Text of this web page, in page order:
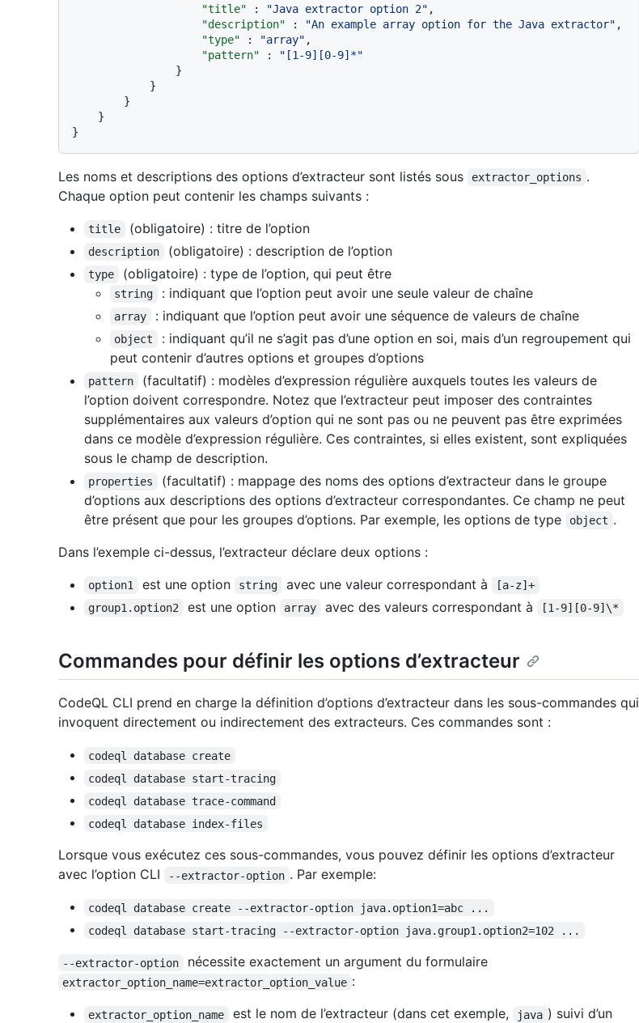
"title"
: "Java extractor option 2" ,
"description"
: "An example array option for the Java extractor" ,
"type"
: "array" ,
"pattern"
:
"[1-9][0-9]*"
}
}
}
}
}
Les noms et descriptions des options d’extracteur sont listés sous extractor_options .
Chaque option peut contenir les champs suivants :
title (obligatoire) : titre de l’option
description (obligatoire) : description de l’option
type (obligatoire) : type de l’option, qui peut être
string : indiquant que l’option peut avoir une seule valeur de chaîne
array : indiquant que l’option peut avoir une séquence de valeurs de chaîne
object
: indiquant qu’il ne s’agit pas d’une option en soi, mais d’un regroupement qui
peut contenir d’autres options et groupes d’options
pattern
(facultatif) : modèles d’expression régulière auxquels toutes les valeurs de
l’option doivent correspondre. Notez que l’extracteur peut imposer des contraintes
supplémentaires aux valeurs d’option qui ne sont pas ou ne peuvent pas être exprimées
dans ce modèle d’expression régulière. Ces contraintes, si elles existent, sont expliquées
sous le champ de description.
properties
(facultatif) : mappage des noms des options d’extracteur dans le groupe
d’options aux descriptions des options d’extracteur correspondantes. Ce champ ne peut
être présent que pour les groupes d’options. Par exemple, les options de type
object .
Dans l’exemple ci-dessus, l’extracteur déclare deux options :
option1 est une option string avec une valeur correspondant à
[a-z]+
group1.option2
est une option array avec des valeurs correspondant à [1-9][0-9]\*
Commandes pour définir les options d’extracteur
CodeQL CLI prend en charge la définition d’options d’extracteur dans les sous-commandes qui
invoquent directement ou indirectement des extracteurs. Ces commandes sont :
codeql database create
codeql database start-tracing
codeql database trace-command
codeql database index-files
Lorsque vous exécutez ces sous-commandes, vous pouvez définir les options d’extracteur
avec l’option CLI
--extractor-option . Par exemple:
codeql database create --extractor-option java.option1=abc ...
codeql database start-tracing --extractor-option java.group1.option2=102 ...
--extractor-option nécessite exactement un argument du formulaire
extractor_option_name=extractor_option_value :
extractor_option_name est le nom de l’extracteur (dans cet exemple, java ) suivi d’un